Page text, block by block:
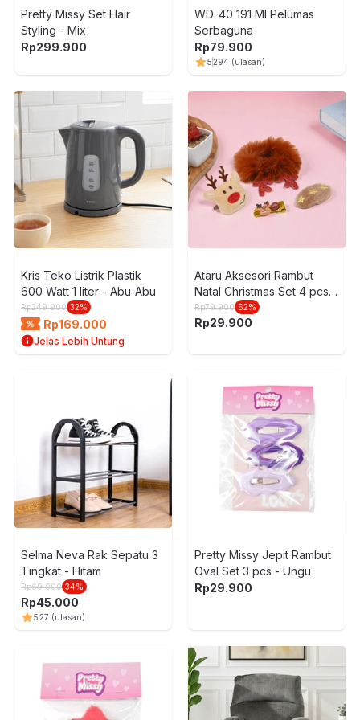
Pretty Missy Set Hair
Styling - Mix
Rp299.900
WD-40 191 Ml Pelumas
Serbaguna
Rp79.900
5294 (ulasan)
Kris Teko Listrik Plastik
600 Watt 1 liter - Abu-Abu
Rp249.900 32%
Rp169.000
Jelas Lebih Untung
Ataru Aksesori Rambut
Natal Christmas Set 4 pcs -
Mix
Rp79.900 62%
Rp29.900
Selma Neva Rak Sepatu 3
Tingkat - Hitam
Rp69.000 34%
Rp45.000
527 (ulasan)
Pretty Missy Jepit Rambut
Oval Set 3 pcs - Ungu
Rp29.900